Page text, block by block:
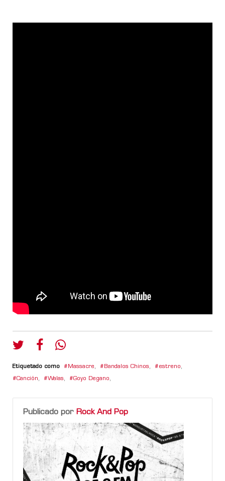
Etiquetado como Massacre, Bandalos Chinos, estreno,
Canción, Walas, Goyo Degano,
Publicado por Rock And Pop